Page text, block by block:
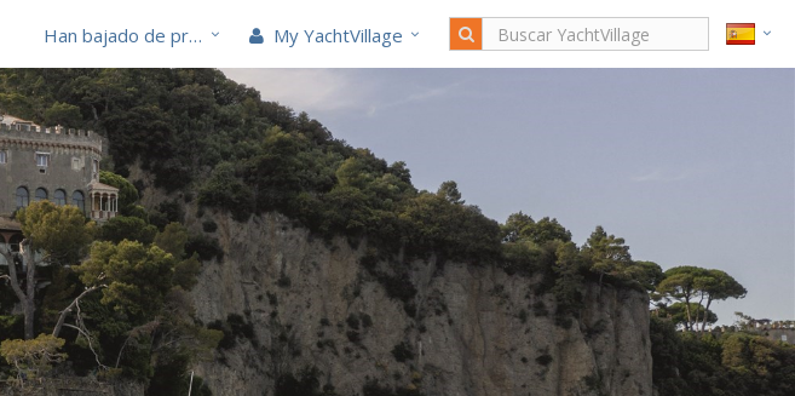
Han bajado de precio My YachtVillage